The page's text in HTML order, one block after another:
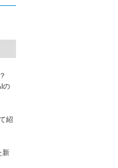
の
紹
新